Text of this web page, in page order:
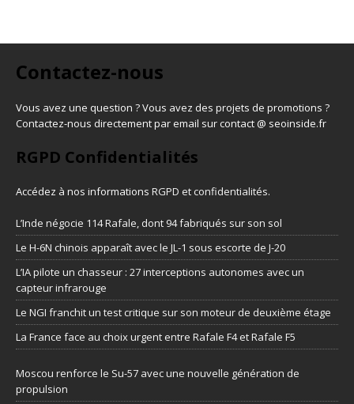
Contactez-nous
Vous avez une question ? Vous avez des projets de promotions ?
Contactez-nous directement par email sur contact @ seoinside.fr
RGPD Confidentialités
Accédez à nos informations RGPD et confidentialités.
L’Inde négocie 114 Rafale, dont 94 fabriqués sur son sol
Le H-6N chinois apparaît avec le JL-1 sous escorte de J-20
L’IA pilote un chasseur : 27 interceptions autonomes avec un
capteur infrarouge
Le NGI franchit un test critique sur son moteur de deuxième étage
La France face au choix urgent entre Rafale F4 et Rafale F5
Moscou renforce le Su-57 avec une nouvelle génération de
propulsion